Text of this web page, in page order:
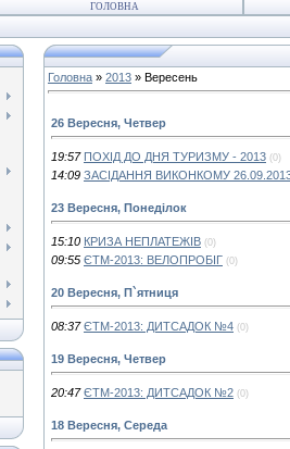
ГОЛОВНА
Головна » 2013 » Вересень
26 Вересня, Четвер
19:57 ПОХІД ДО ДНЯ ТУРИЗМУ - 2013 (0)
14:09 ЗАСІДАННЯ ВИКОНКОМУ
23 Вересня, Понеділок
15:10 КРИЗА НЕПЛАТЕЖІВ (0)
09:55 ЄТМ-2013: ВЕЛОПРОБІГ (0)
20 Вересня, П`ятниця
08:37 ЄТМ-2013: ДИТСАДОК №4 (0)
19 Вересня, Четвер
20:47 ЄТМ-2013: ДИТСАДОК №2 (0)
18 Вересня, Середа